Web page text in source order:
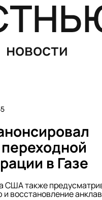
новости
в Газе
США также
восстановление
обыски у